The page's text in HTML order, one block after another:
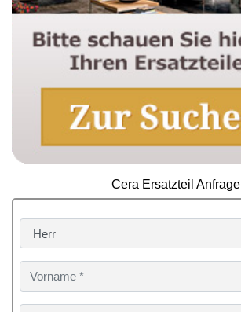
Cera Ersatzteil Anfrage